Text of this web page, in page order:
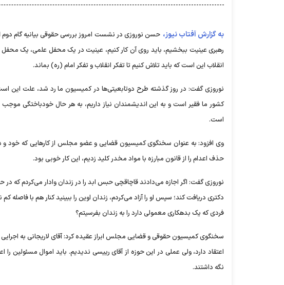
به گزارش آفتاب نیوز، حسن نوروزی در نشست امروز بررسی حقوقی بیانیه گام
رهبری عینیت ببخشیم، باید روی آن کار کنیم، عینیت در یک محفل علمی، یک
انقلاب این است که باید تلاش کنیم تا تفکر انقلاب و تفکر امام (ره) بماند.
نوروزی گفت: در روز گذشته طرح دوتابعیتی‌ها در کمیسیون ما رد شد، علت این است
کشور ما فقیر است و به این اندیشمندان نیاز داریم، به هر حال خودباختگی
است.
وی افزود: به عنوان سخنگوی کمیسیون قضایی و عضو مجلس از کار‌هایی که خود و
حذف اعدام را از قانون مبارزه با مواد مخدر کلید زدیم، این کار خوبی بود.
نوروزی گفت: اگر اجازه می‌دادند قاچاقچی حبس ابد را در زندان وادار می‌کردم که
دکتری دریافت کند؛ سپس او را آزاد می‌کردم، زندان اوین را ببینید کنار هم با
فردی که یک بدهکاری معمولی دارد را به زندان بفرسیتم؟
سخنگوی کمیسیون حقوقی و قضایی مجلس ابراز عقیده کرد: آقای لاریجانی به
اعتقاد دارد، ولی عملی در این حوزه از آقای رییسی ندیدیم. باید اموال مسئولین
نگه داشتند.